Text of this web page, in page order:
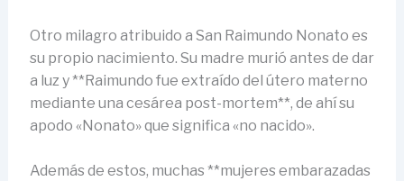
Otro milagro atribuido a San Raimundo Nonato es
su propio nacimiento. Su madre murió antes de dar
a luz y **Raimundo fue extraído del útero materno
mediante una cesárea post-mortem**, de ahí su
apodo «Nonato» que significa «no nacido».
Además de estos, muchas **mujeres embarazadas